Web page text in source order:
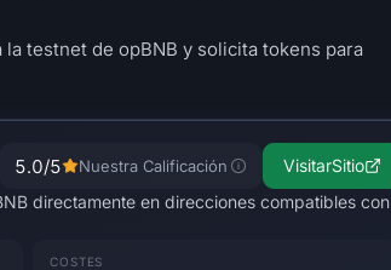
testnet de opBNB y solicita tokens para
5.0/5 Nuestra Calificación VisitarSitio
directamente en direcciones compatibles con
COSTES